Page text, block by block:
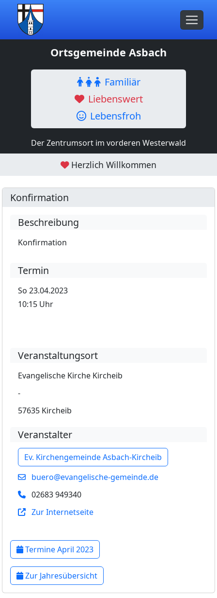
Ortsgemeinde Asbach
Familiär
Liebenswert
Lebensfroh
Der Zentrumsort im vorderen Westerwald
Herzlich Willkommen
Konfirmation
Beschreibung
Konfirmation
Termin
So 23.04.2023
10:15 Uhr
Veranstaltungsort
Evangelische Kirche Kircheib
-
57635 Kircheib
Veranstalter
Ev. Kirchengemeinde Asbach-Kircheib
buero@evangelische-gemeinde.de
02683 949340
Zur Internetseite
Termine April 2023
Zur Jahresübersicht